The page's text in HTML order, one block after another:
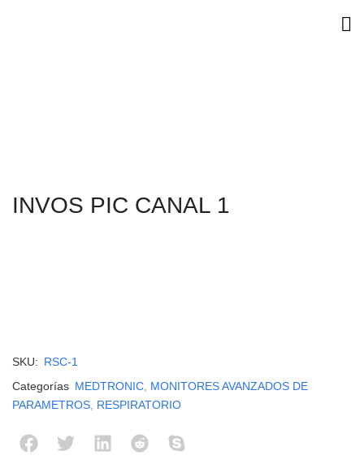
INVOS PIC CANAL 1
SKU: RSC-1
Categorías MEDTRONIC, MONITORES AVANZADOS DE
PARAMETROS, RESPIRATORIO